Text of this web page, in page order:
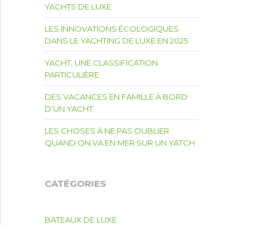
YACHTS DE LUXE
LES INNOVATIONS ÉCOLOGIQUES
DANS LE YACHTING DE LUXE EN 2025
YACHT, UNE CLASSIFICATION
PARTICULIÈRE
DES VACANCES EN FAMILLE À BORD
D’UN YACHT
LES CHOSES À NE PAS OUBLIER
QUAND ON VA EN MER SUR UN YATCH
CATÉGORIES
BATEAUX DE LUXE